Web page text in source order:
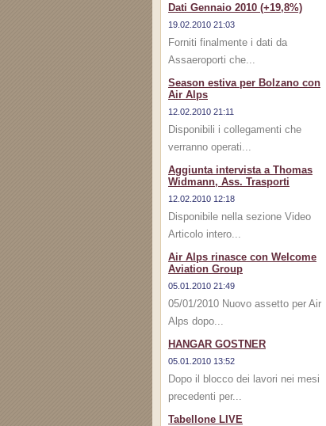
Dati Gennaio 2010 (+19,8%)
19.02.2010 21:03
Forniti finalmente i dati da
Assaeroporti che...
Season estiva per Bolzano con
Air Alps
12.02.2010 21:11
Disponibili i collegamenti che
verranno operati...
Aggiunta intervista a Thomas
Widmann, Ass. Trasporti
12.02.2010 12:18
Disponibile nella sezione Video
Articolo intero...
Air Alps rinasce con Welcome
Aviation Group
05.01.2010 21:49
05/01/2010 Nuovo assetto per Air
Alps dopo...
HANGAR GOSTNER
05.01.2010 13:52
Dopo il blocco dei lavori nei mesi
precedenti per...
Tabellone LIVE